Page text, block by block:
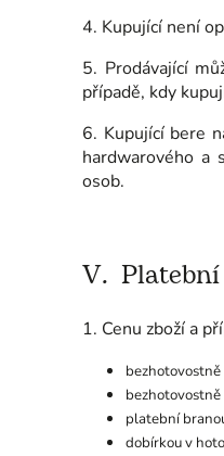
4. Kupující není
5. Prodávající
případě, kdy
6. Kupující bere
hardwarového a
osob.
V.
1. Cenu zboží a
platební
dobírkou v